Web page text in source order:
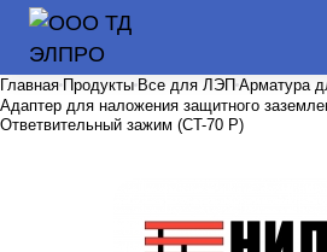
Главная Продукты Все для ЛЭП Арматура
Адаптер для наложения защитного
Ответвительный зажим (CT-70 P)